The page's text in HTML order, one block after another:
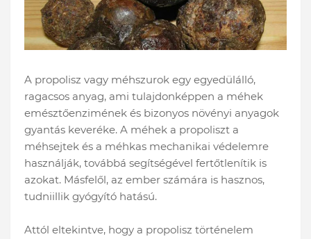
A propolisz vagy méhszurok egy egyedülálló,
ragacsos anyag, ami tulajdonképpen a méhek
emésztőenzimének és bizonyos növényi anyagok
gyantás keveréke. A méhek a propoliszt a
méhsejtek és a méhkas mechanikai védelemre
használják, továbbá segítségével fertőtlenítik is
azokat. Másfelől, az ember számára is hasznos,
tudniillik gyógyító hatású.
Attól eltekintve, hogy a propolisz történelem